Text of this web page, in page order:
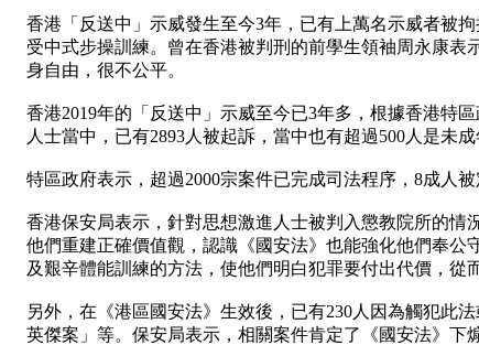
香港「反送中」示威發生至今3年，已有上萬名示威者被
受中式步操訓練。曾在香港被判刑的前學生領袖周永康
身自由，很不公平。
香港2019年的「反送中」示威至今已3年多，根據香港特
人士當中，已有2893人被起訴，當中也有超過500人是未成
特區政府表示，超過2000宗案件已完成司法程序，8成人
香港保安局表示，針對思想激進人士被判入懲教院所的
他們重建正確價值觀，認識《國安法》也能強化他們奉
及艱辛體能訓練的方法，使他們明白犯罪要付出代價，從
另外，在《港區國安法》生效後，已有230人因為觸犯此
英傑案」等。保安局表示，相關案件肯定了《國安法》下